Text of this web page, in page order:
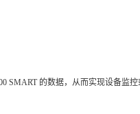
SMART 的数据，从而实现设备监